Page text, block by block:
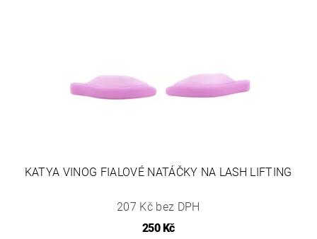
KATYA VINOG FIALOVÉ NATÁČKY NA LASH LIFTING
207 Kč bez DPH
250 Kč